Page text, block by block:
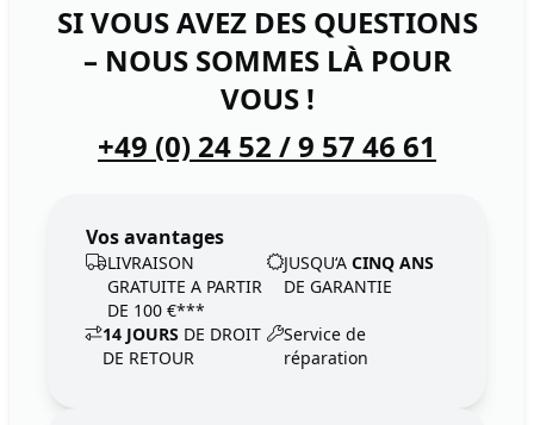
SI VOUS AVEZ DES QUESTIONS
– NOUS SOMMES LÀ POUR
VOUS !
+49 (0) 24 52 / 9 57 46 61
Vos avantages
LIVRAISON
GRATUITE A PARTIR
DE 100 €***
JUSQU‘A CINQ ANS
DE GARANTIE
14 JOURS DE DROIT
DE RETOUR
Service de
réparation